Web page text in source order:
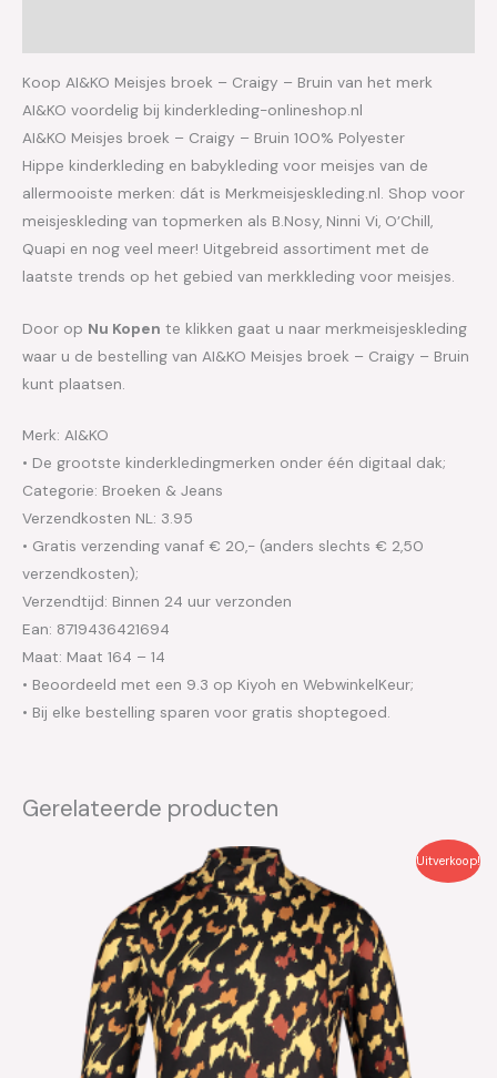
Koop AI&KO Meisjes broek – Craigy – Bruin van het merk
AI&KO voordelig bij kinderkleding-onlineshop.nl
AI&KO Meisjes broek – Craigy – Bruin 100% Polyester
Hippe kinderkleding en babykleding voor meisjes van de
allermooiste merken: dát is Merkmeisjeskleding.nl. Shop voor
meisjeskleding van topmerken als B.Nosy, Ninni Vi, O’Chill,
Quapi en nog veel meer! Uitgebreid assortiment met de
laatste trends op het gebied van merkkleding voor meisjes.
Door op Nu Kopen te klikken gaat u naar merkmeisjeskleding
waar u de bestelling van AI&KO Meisjes broek – Craigy – Bruin
kunt plaatsen.
Merk: AI&KO
• De grootste kinderkledingmerken onder één digitaal dak;
Categorie: Broeken & Jeans
Verzendkosten NL: 3.95
• Gratis verzending vanaf € 20,- (anders slechts € 2,50
verzendkosten);
Verzendtijd: Binnen 24 uur verzonden
Ean: 8719436421694
Maat: Maat 164 – 14
• Beoordeeld met een 9.3 op Kiyoh en WebwinkelKeur;
• Bij elke bestelling sparen voor gratis shoptegoed.
Gerelateerde producten
Uitverkoop!
€49.95.€25.00.